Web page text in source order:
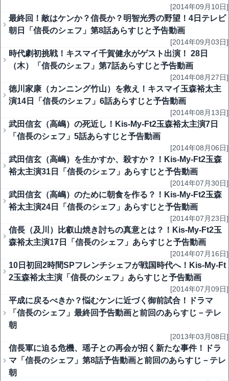
[2014年09月10日]
最終回！敵はケンか？信長か？明智光秀の野望！4日テレビ
朝日「信長のシェフ」第8話あらすじと予告動画
[2014年09月03日]
時代劇初挑戦！キスマイ千賀健永がゲスト出演！ 28日
（木）「信長のシェフ」第7話あらすじと予告動画
[2014年08月27日]
徳川家康（カンニング竹山）を救え！キスマイ玉森裕太主
演14日「信長のシェフ」6話あらすじと予告動画
[2014年08月13日]
武田信玄（高嶋）の死近し！Kis-My-Ft2玉森裕太主演7日
「信長のシェフ」5話あらすじと予告動画
[2014年08月06日]
武田信玄（高嶋）を生かすか、殺すか？！Kis-My-Ft2玉森
裕太主演31日「信長のシェフ」あらすじと予告動画
[2014年07月30日]
武田信玄（高嶋）のために朝食を作る？！Kis-My-Ft2玉森
裕太主演24日「信長のシェフ」あらすじと予告動画
[2014年07月23日]
信長（及川）比叡山焼き討ちの真意とは？！Kis-My-Ft2玉
森裕太主演17日「信長のシェフ」あらすじと予告動画
[2014年07月16日]
10日初回2時間SPフレンチシェフが戦国時代へ！Kis-My-Ft
2玉森裕太主演「信長のシェフ」あらすじと予告動画
[2014年07月09日]
平成に戻るべきか？悩むケンに近づく御前試合！ドラマ
「信長のシェフ」最終回予告動画と前回のあらすじ－テレ
朝
[2013年03月08日]
信長軍に迫る危機、瑶子との再会が招く新たな事件！ドラ
マ「信長のシェフ」第8話予告動画と前回のあらすじ－テレ
朝